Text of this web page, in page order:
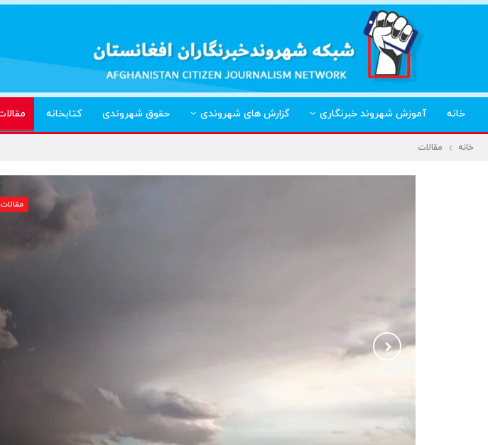
خانه آموزش شهروند خبرنگاری گزارش های شهروندی حقوق شهروندی کتابخانه
خانه مقالات
مقالات